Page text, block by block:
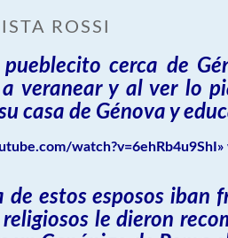
ROSSI
cerca de
a veranear y al ver lo
casa de Génova y
de estos esposos
le dieron